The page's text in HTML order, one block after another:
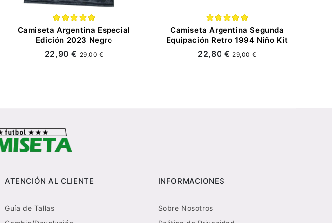
Camiseta Argentina Especial
Edición 2023 Negro
22,90 €29,00 €
Camiseta Argentina Segunda
Equipación Retro 1994 Niño Kit
22,80 €29,00 €
ATENCIÓN AL CLIENTE
Guía de Tallas
INFORMACIONES
Sobre Nosotros